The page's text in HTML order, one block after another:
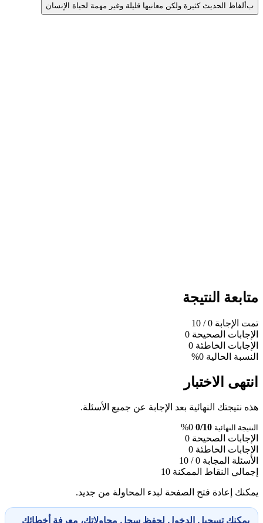
بألفاظ الحديث كثيرة ولكن معانيها قليلة وغير مهمة لحياة الإنسان
متابعة النتيجة
تمت الإجابة 0
/ 10
الإجابات الصحيحة 0
الإجابات الخاطئة 0
النسبة الحالية 0%
انتهى الاختبار
هذه نتيجتك النهائية بعد الإجابة عن جميع الأسئلة.
النتيجة النهائية 0/10
0%
الإجابات الصحيحة 0
الإجابات الخاطئة 0
الأسئلة المجابة 0 / 10
إجمالي النقاط الممكنة 10
يمكنك إعادة فتح الصفحة لبدء المحاولة من جديد.
يمكنك تسجيل الدخول لحفظ سجل محاولاتك، معرفة أخطائك